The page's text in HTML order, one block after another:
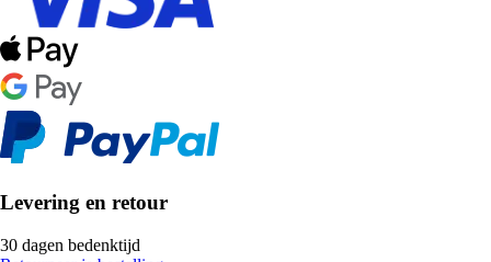
Levering en retour
30 dagen bedenktijd